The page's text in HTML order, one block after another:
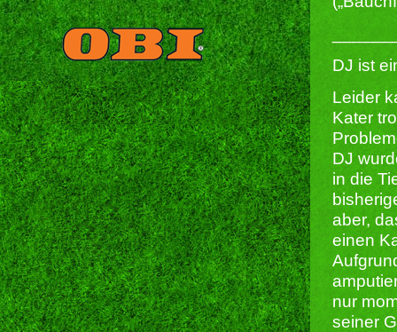
DJ ist
Leider
Kater
DJ
in die
aber,
einen
nur
seiner